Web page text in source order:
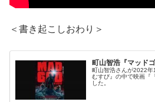
＜書き起こしおわり＞
町山智浩『マッド
町山智浩さんが2022年
むすび』の中で映画『
した。